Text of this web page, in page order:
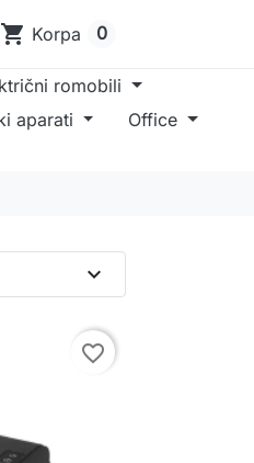
shopping_cart Korpa 0
romobili
aparati
Office
expand_more
favorite_border